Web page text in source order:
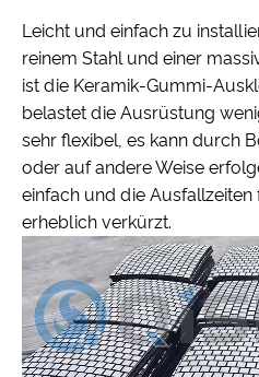
Leicht und einfach zu
reinem Stahl und einer
ist die Keramik-Gummi-
belastet die Ausrüstung
sehr flexibel, es kann durch
oder auf andere Weise
einfach und die
erheblich verkürzt.